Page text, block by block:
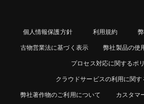
個人情報保護方針 利用規約
古物営業法に基づく表示
弊社製品の使
プロセス対応に関するポ
クラウドサービスの利用に関す
弊社著作物のご利用について
カスタマ